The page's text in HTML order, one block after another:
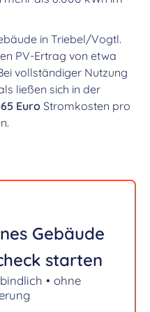
in Triebel/Vogtl.
PV-Ertrag von etwa
vollständiger Nutzung
ließen sich in der
Euro Stromkosten pro
Gebäude
starten
• ohne